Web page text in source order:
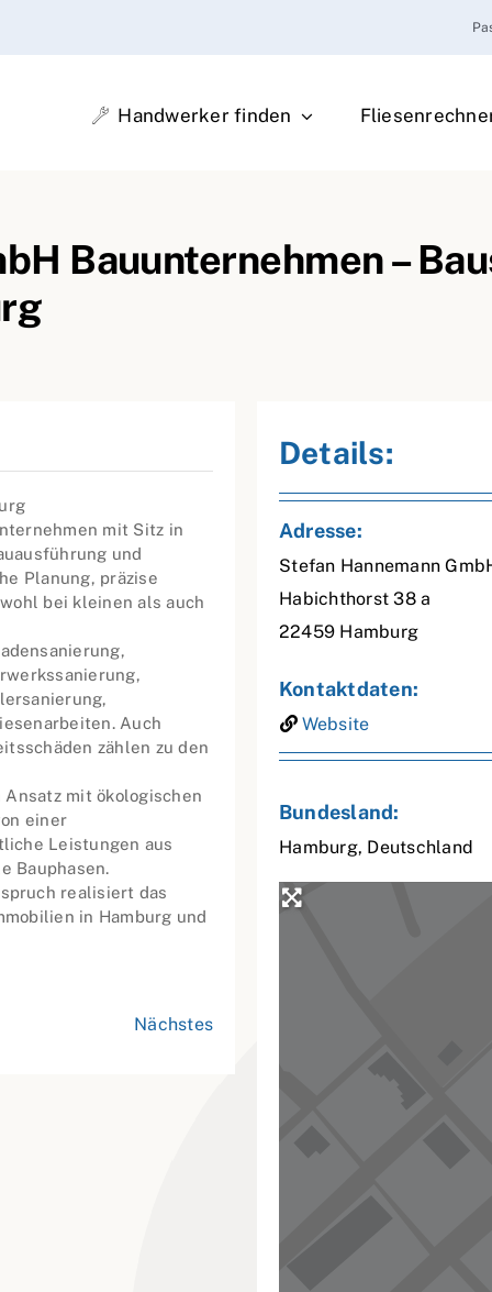
Handwerker finden
Bauunternehmen –
mit Sitz in
und
Planung, präzise
bei kleinen als auch
Auch
zählen zu den
mit ökologischen
einer
Leistungen aus
Bauphasen.
realisiert das
in Hamburg und
Nächstes
Details:
Adresse:
Stefan Hannemann
Habichthorst 38 a
22459 Hamburg
Kontaktdaten:
Website
Bundesland:
Hamburg, Deutschland